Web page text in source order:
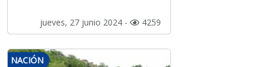
jueves, 27 junio 2024 - 4259
NACIÓN